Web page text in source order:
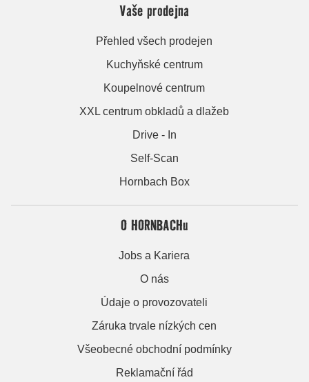
Vaše prodejna
Přehled všech prodejen
Kuchyňské centrum
Koupelnové centrum
XXL centrum obkladů a dlažeb
Drive - In
Self-Scan
Hornbach Box
O HORNBACHu
Jobs a Kariera
O nás
Údaje o provozovateli
Záruka trvale nízkých cen
Všeobecné obchodní podmínky
Reklamační řád